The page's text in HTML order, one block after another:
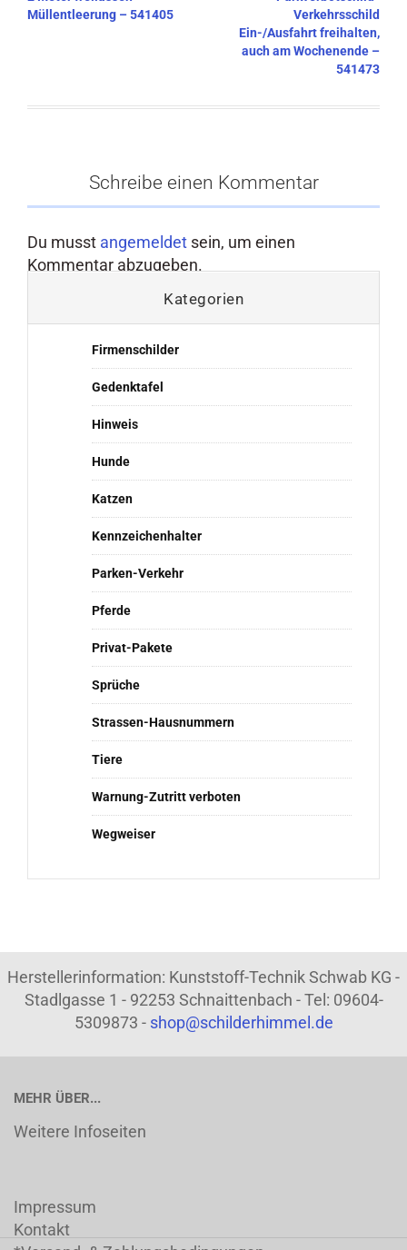
Müllentleerung – 541405
Verkehrsschild
Ein-/Ausfahrt freihalten,
auch am Wochenende –
541473
Schreibe einen Kommentar
Du musst angemeldet sein, um einen
Kommentar abzugeben.
Kategorien
Firmenschilder
Gedenktafel
Hinweis
Hunde
Katzen
Kennzeichenhalter
Parken-Verkehr
Pferde
Privat-Pakete
Sprüche
Strassen-Hausnummern
Tiere
Warnung-Zutritt verboten
Wegweiser
Herstellerinformation: Kunststoff-Technik Schwab KG -
Stadlgasse 1 - 92253 Schnaittenbach - Tel: 09604-
5309873 - shop@schilderhimmel.de
MEHR ÜBER...
Weitere Infoseiten
Impressum
Kontakt